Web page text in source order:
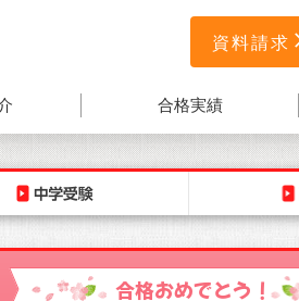
資料請求
合格実績
合格おめでとう！